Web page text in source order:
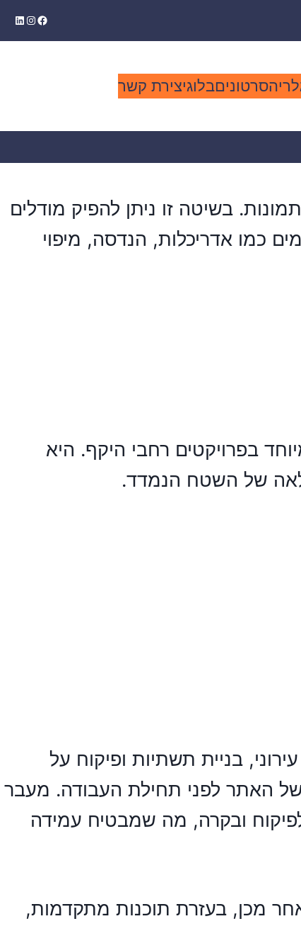
סרטוניםבלוגיצירת קשר
בשיטה זו ניתן להפיק מודלים
כמו אדריכלות, הנדסה, מיפוי
בפרויקטים רחבי היקף. היא
של השטח הנמדד.
בניית תשתיות ופיקוח על
האתר לפני תחילת העבודה. מעבר
ובקרה, מה שמבטיח עמידה
מכן, בעזרת תוכנות מתקדמות,